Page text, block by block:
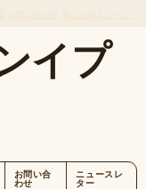
イプ
お問い合
わせ
ニュースレ
ター